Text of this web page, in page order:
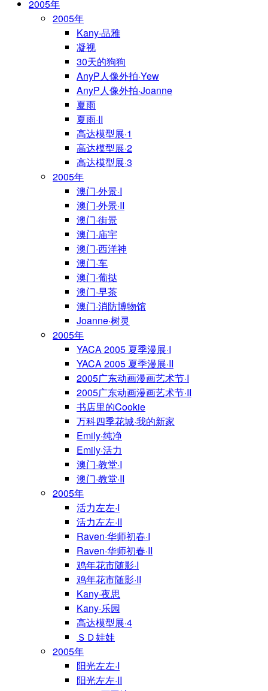
2005年
2005年
Kany·品雅
凝视
30天的狗狗
AnyP人像外拍·Yew
AnyP人像外拍·Joanne
夏雨
夏雨·II
高达模型展·1
高达模型展·2
高达模型展·3
2005年
澳门·外景·I
澳门·外景·II
澳门·街景
澳门·庙宇
澳门·西洋神
澳门·车
澳门·葡挞
澳门·早茶
澳门·消防博物馆
Joanne·树灵
2005年
YACA 2005 夏季漫展·I
YACA 2005 夏季漫展·II
2005广东动画漫画艺术节·I
2005广东动画漫画艺术节·II
书店里的Cookie
万科四季花城·我的新家
Emily·纯净
Emily·活力
澳门·教堂·I
澳门·教堂·II
2005年
活力左左·I
活力左左·II
Raven·华师初春·I
Raven·华师初春·II
鸡年花市随影·I
鸡年花市随影·II
Kany·夜思
Kany·乐园
高达模型展·4
ＳＤ娃娃
2005年
阳光左左·I
阳光左左·II